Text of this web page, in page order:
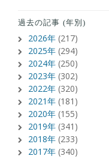
過去の記事 (年別)
2026年 (217)
2025年 (294)
2024年 (250)
2023年 (302)
2022年 (320)
2021年 (181)
2020年 (155)
2019年 (341)
2018年 (233)
2017年 (340)